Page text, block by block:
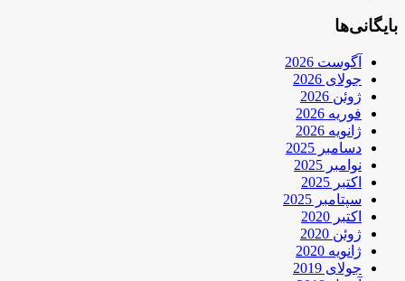
بایگانی‌ها
آگوست 2026
جولای 2026
ژوئن 2026
فوریه 2026
ژانویه 2026
دسامبر 2025
نوامبر 2025
اکتبر 2025
سپتامبر 2025
اکتبر 2020
ژوئن 2020
ژانویه 2020
جولای 2019